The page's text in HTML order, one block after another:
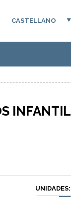
CASTELLANO
INFANTIL
UNIDADES: